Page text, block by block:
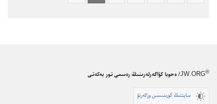
JW.ORG® / ەحوبا كۋاگەرلەرىنىڭ رەسمي تور بەكەتى
سايتتىڭ كورىنىسىن وزگەرتۋ